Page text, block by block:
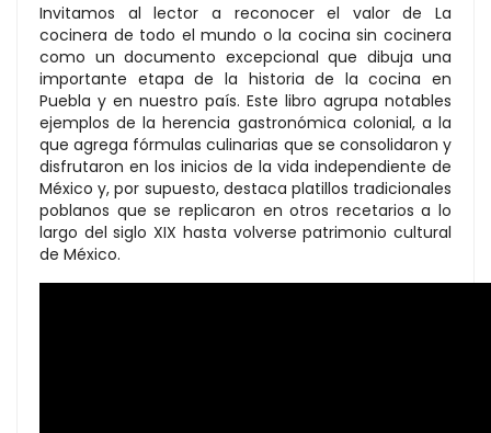
Invitamos al lector a reconocer el valor de La
cocinera de todo el mundo o la cocina sin cocinera
como un documento excepcional que dibuja una
importante etapa de la historia de la cocina en
Puebla y en nuestro país. Este libro agrupa notables
ejemplos de la herencia gastronómica colonial, a la
que agrega fórmulas culinarias que se consolidaron y
disfrutaron en los inicios de la vida independiente de
México y, por supuesto, destaca platillos tradicionales
poblanos que se replicaron en otros recetarios a lo
largo del siglo XIX hasta volverse patrimonio cultural
de México.